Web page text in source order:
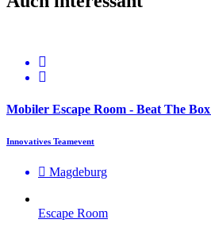
Mobiler Escape Room - Beat The
Innovatives Teamevent
Magdeburg
Escape Room